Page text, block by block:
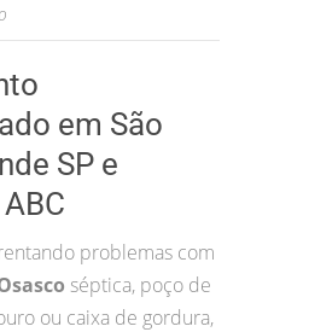
em São
SP e
problemas com
séptica, poço de
ou caixa de gordura,